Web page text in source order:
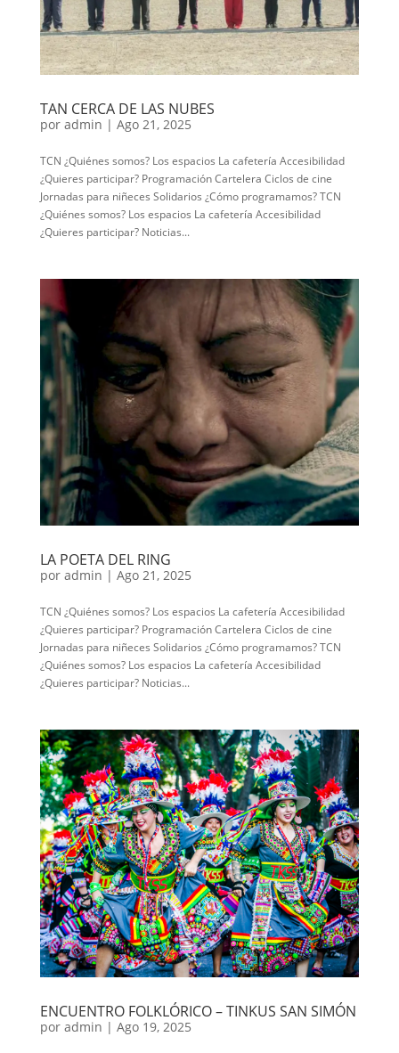
TAN CERCA DE LAS NUBES
por admin | Ago 21, 2025
TCN ¿Quiénes somos? Los espacios La cafetería Accesibilidad
¿Quieres participar? Programación Cartelera Ciclos de cine
Jornadas para niñeces Solidarios ¿Cómo programamos? TCN
¿Quiénes somos? Los espacios La cafetería Accesibilidad
¿Quieres participar? Noticias...
LA POETA DEL RING
por admin | Ago 21, 2025
TCN ¿Quiénes somos? Los espacios La cafetería Accesibilidad
¿Quieres participar? Programación Cartelera Ciclos de cine
Jornadas para niñeces Solidarios ¿Cómo programamos? TCN
¿Quiénes somos? Los espacios La cafetería Accesibilidad
¿Quieres participar? Noticias...
ENCUENTRO FOLKLÓRICO – TINKUS SAN SIMÓN
por admin | Ago 19, 2025